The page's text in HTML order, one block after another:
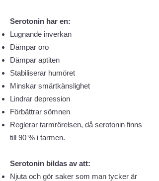
Serotonin har en:
Lugnande inverkan
Dämpar oro
Dämpar aptiten
Stabiliserar humöret
Minskar smärtkänslighet
Lindrar depression
Förbättrar sömnen
Reglerar tarmrörelsen, då serotonin finns
till 90 % i tarmen.
Serotonin bildas av att:
Njuta och gör saker som man tycker är